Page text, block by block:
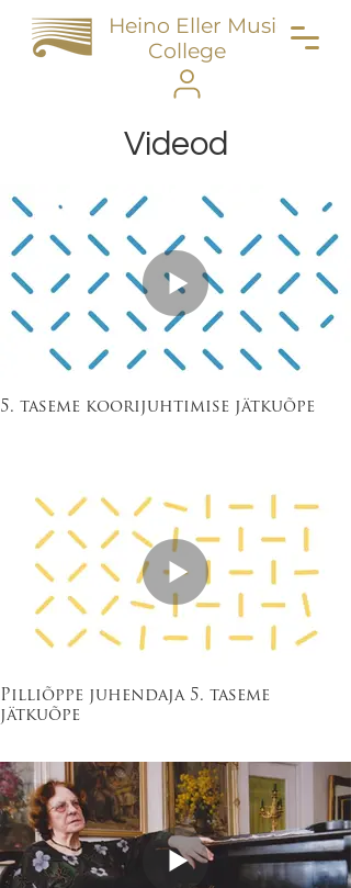
Heino Eller Music
College
Videod
5. taseme koorijuhtimise jätkuõpe
Pilliõppe juhendaja 5. taseme
jätkuõpe